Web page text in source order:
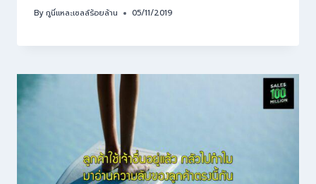
Byกูนี่แหละเซลล์ร้อยล้าน 05/11/2019